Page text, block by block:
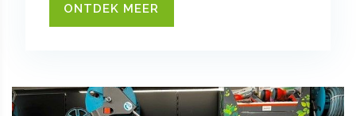
ONTDEK MEER